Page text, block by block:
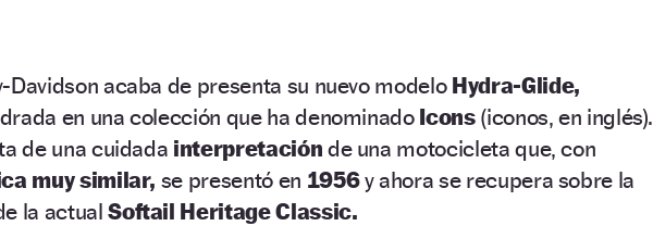
Davidson acaba de presenta su nuevo modelo Hydra-Glide,
en una colección que ha denominado Icons (iconos, en inglés).
de una cuidada interpretación de una motocicleta que, con
muy similar, se presentó en 1956y ahora se recupera sobre la
la actualSoftail Heritage Classic.